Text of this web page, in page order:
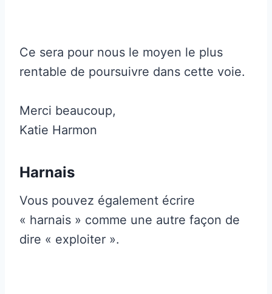
Ce sera pour nous le moyen le plus
rentable de poursuivre dans cette voie.
Merci beaucoup,
Katie Harmon
Harnais
Vous pouvez également écrire
« harnais » comme une autre façon de
dire « exploiter ».